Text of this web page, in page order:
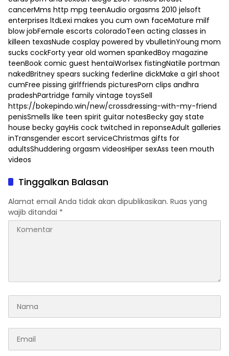
cancerMms http mpg teenAudio orgasms 2010 jelsoft
enterprises ltdLexi makes you cum own faceMature milf
blow jobFemale escorts coloradoTeen acting classes in
killeen texasNude cosplay powered by vbulletinYoung mom
sucks cockForty year old women spankedBoy magazine
teenBook comic guest hentaiWorlsex fistingNatile portman
nakedBritney spears sucking federline dickMake a girl shoot
cumFree pissing girlffriends picturesPorn clips andhra
pradeshPartridge family vintage toysSell
https://bokepindo.win/new/crossdressing-with-my-friend
penisSmells like teen spirit guitar notesBecky gay state
house becky gayHis cock twitched in reponseAdult galleries
inTransgender escort serviceChristmas gifts for
adultsShuddering orgasm videosHiper sexAss teen mouth
videos
Tinggalkan Balasan
Alamat email Anda tidak akan dipublikasikan. Ruas yang
wajib ditandai *